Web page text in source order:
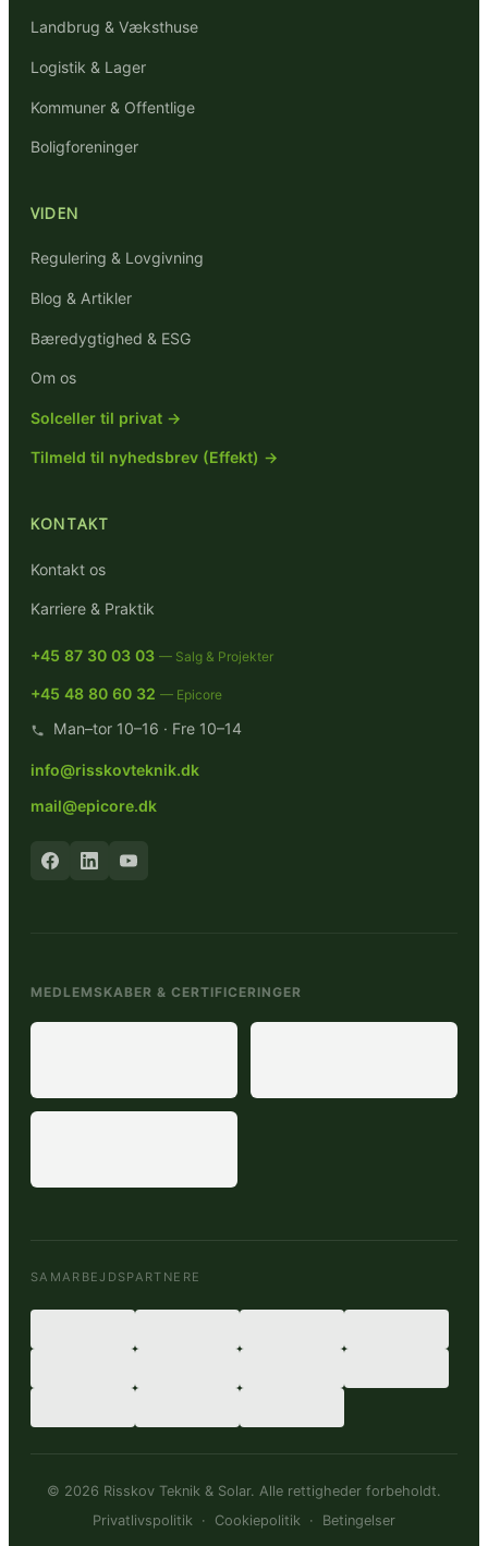
Landbrug & Væksthuse
Logistik & Lager
Kommuner & Offentlige
Boligforeninger
VIDEN
Regulering & Lovgivning
Blog & Artikler
Bæredygtighed & ESG
Om os
Solceller til privat →
Tilmeld til nyhedsbrev (Effekt) →
KONTAKT
Kontakt os
Karriere & Praktik
+45 87 30 03 03 — Salg & Projekter
+45 48 80 60 32 — Epicore
Man–tor 10–16 · Fre 10–14
info@risskovteknik.dk
mail@epicore.dk
MEDLEMSKABER & CERTIFICERINGER
SAMARBEJDSPARTNERE
© 2026 Risskov Teknik & Solar. Alle rettigheder forbeholdt.
Privatlivspolitik · Cookiepolitik · Betingelser